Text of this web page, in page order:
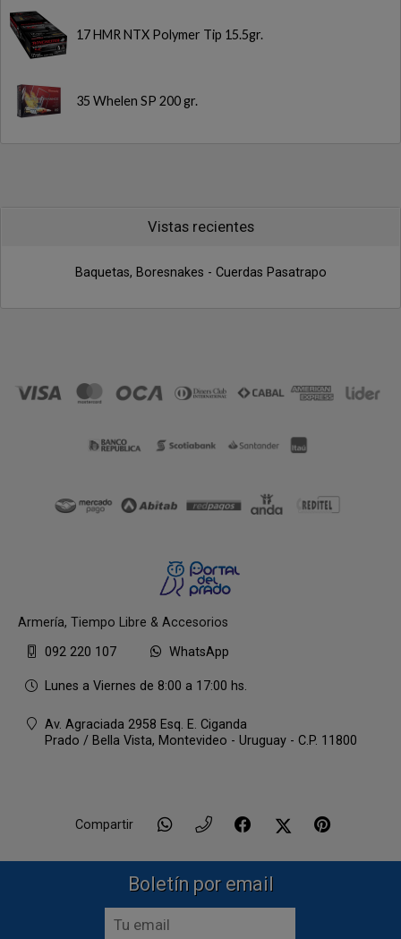
17 HMR NTX Polymer Tip 15.5gr.
35 Whelen SP 200 gr.
Vistas recientes
Baquetas, Boresnakes - Cuerdas Pasatrapo
Armería, Tiempo Libre & Accesorios
092 220 107
WhatsApp
Lunes a Viernes de 8:00 a 17:00 hs.
Av. Agraciada 2958 Esq. E. Ciganda
Prado / Bella Vista, Montevideo - Uruguay - C.P. 11800
Compartir
Boletín por email